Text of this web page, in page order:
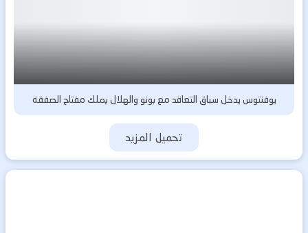
يوفنتوس يدخل سباق التعاقد مع بونو والهلال يملك مفتاح الصفقة
تحميل المزيد